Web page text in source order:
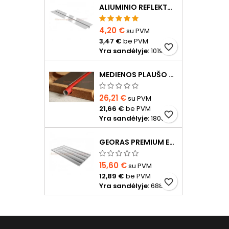
ALIUMINIO REFLEKTORIUS D20 VAMZDŽIUI
4,20 €su PVM
3,47 € be PVM
Yra sandėlyje:1019favorite_border
MEDIENOS PLAUŠO PLOKŠTĖ D16 VAMZDŽIUI 20CM TARPU, 1200X600X24MM SU ALIUMINIO REFLEKTORIUMI
26,21 €su PVM
21,66 € be PVM
Yra sandėlyje:1808favorite_border
GEORAS PREMIUM EPS400 20 MM SU ALIUMINIO FOLIJA
15,60 €su PVM
12,89 € be PVM
Yra sandėlyje:688favorite_border